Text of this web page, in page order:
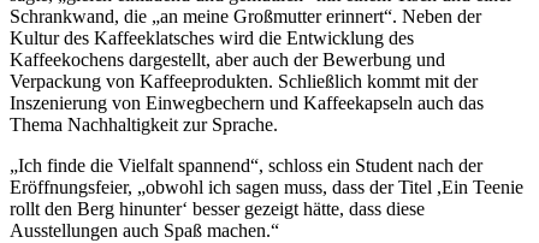
Schrankwand, die „an meine Großmutter erinnert“. Neben der
Kultur des Kaffeeklatsches wird die Entwicklung des
Kaffeekochens dargestellt, aber auch der Bewerbung und
Verpackung von Kaffeeprodukten. Schließlich kommt mit der
Inszenierung von Einwegbechern und Kaffeekapseln auch das
Thema Nachhaltigkeit zur Sprache.
„Ich finde die Vielfalt spannend“, schloss ein Student nach der
Eröffnungsfeier, „obwohl ich sagen muss, dass der Titel ,Ein Teenie
rollt den Berg hinunter‘ besser gezeigt hätte, dass diese
Ausstellungen auch Spaß machen.“